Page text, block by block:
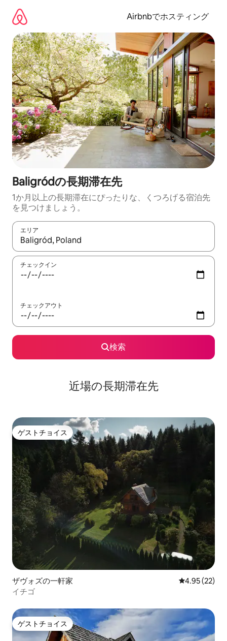
Airbnbでホスティング
Baligródの長期滞在先
1か月以上の長期滞在にぴったりな、くつろげる宿泊先
を見つけましょう。
エリア
検索結果が表示されたら、上下の矢印キーを使って移動するか
チェックイン
チェックアウト
検索
近場の長期滞在先
ゲストチョイス
ゲストチョイス
ザヴォズの一軒家 レビュー22
4.95 (22)
イチゴ
ゲストチョイス
ゲストチョイス